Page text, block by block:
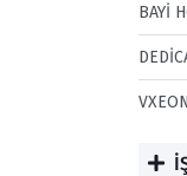
BAYI